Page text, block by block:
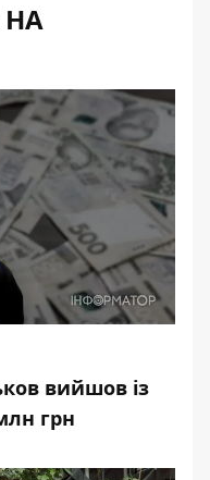
НА
вийшов із
грн